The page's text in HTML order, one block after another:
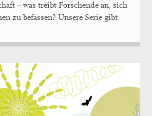
– was treibt Forschende an, sich
zu befassen? Unsere Serie gibt